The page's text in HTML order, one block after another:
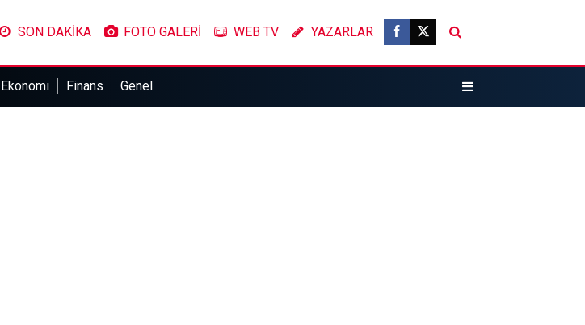
SON DAKİKA FOTO GALERİ WEB TV YAZARLAR
Ekonomi Finans Genel